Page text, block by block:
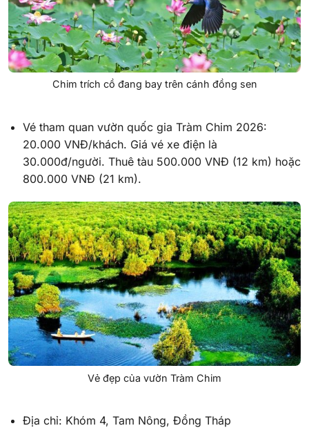
Chim trích cồ đang bay trên cánh đồng sen
Vé tham quan vườn quốc gia Tràm Chim 2026:
20.000 VNĐ/khách. Giá vé xe điện là
30.000đ/người. Thuê tàu 500.000 VNĐ (12 km) hoặc
800.000 VNĐ (21 km).
Vẻ đẹp của vườn Tràm Chim
Địa chỉ: Khóm 4, Tam Nông, Đồng Tháp